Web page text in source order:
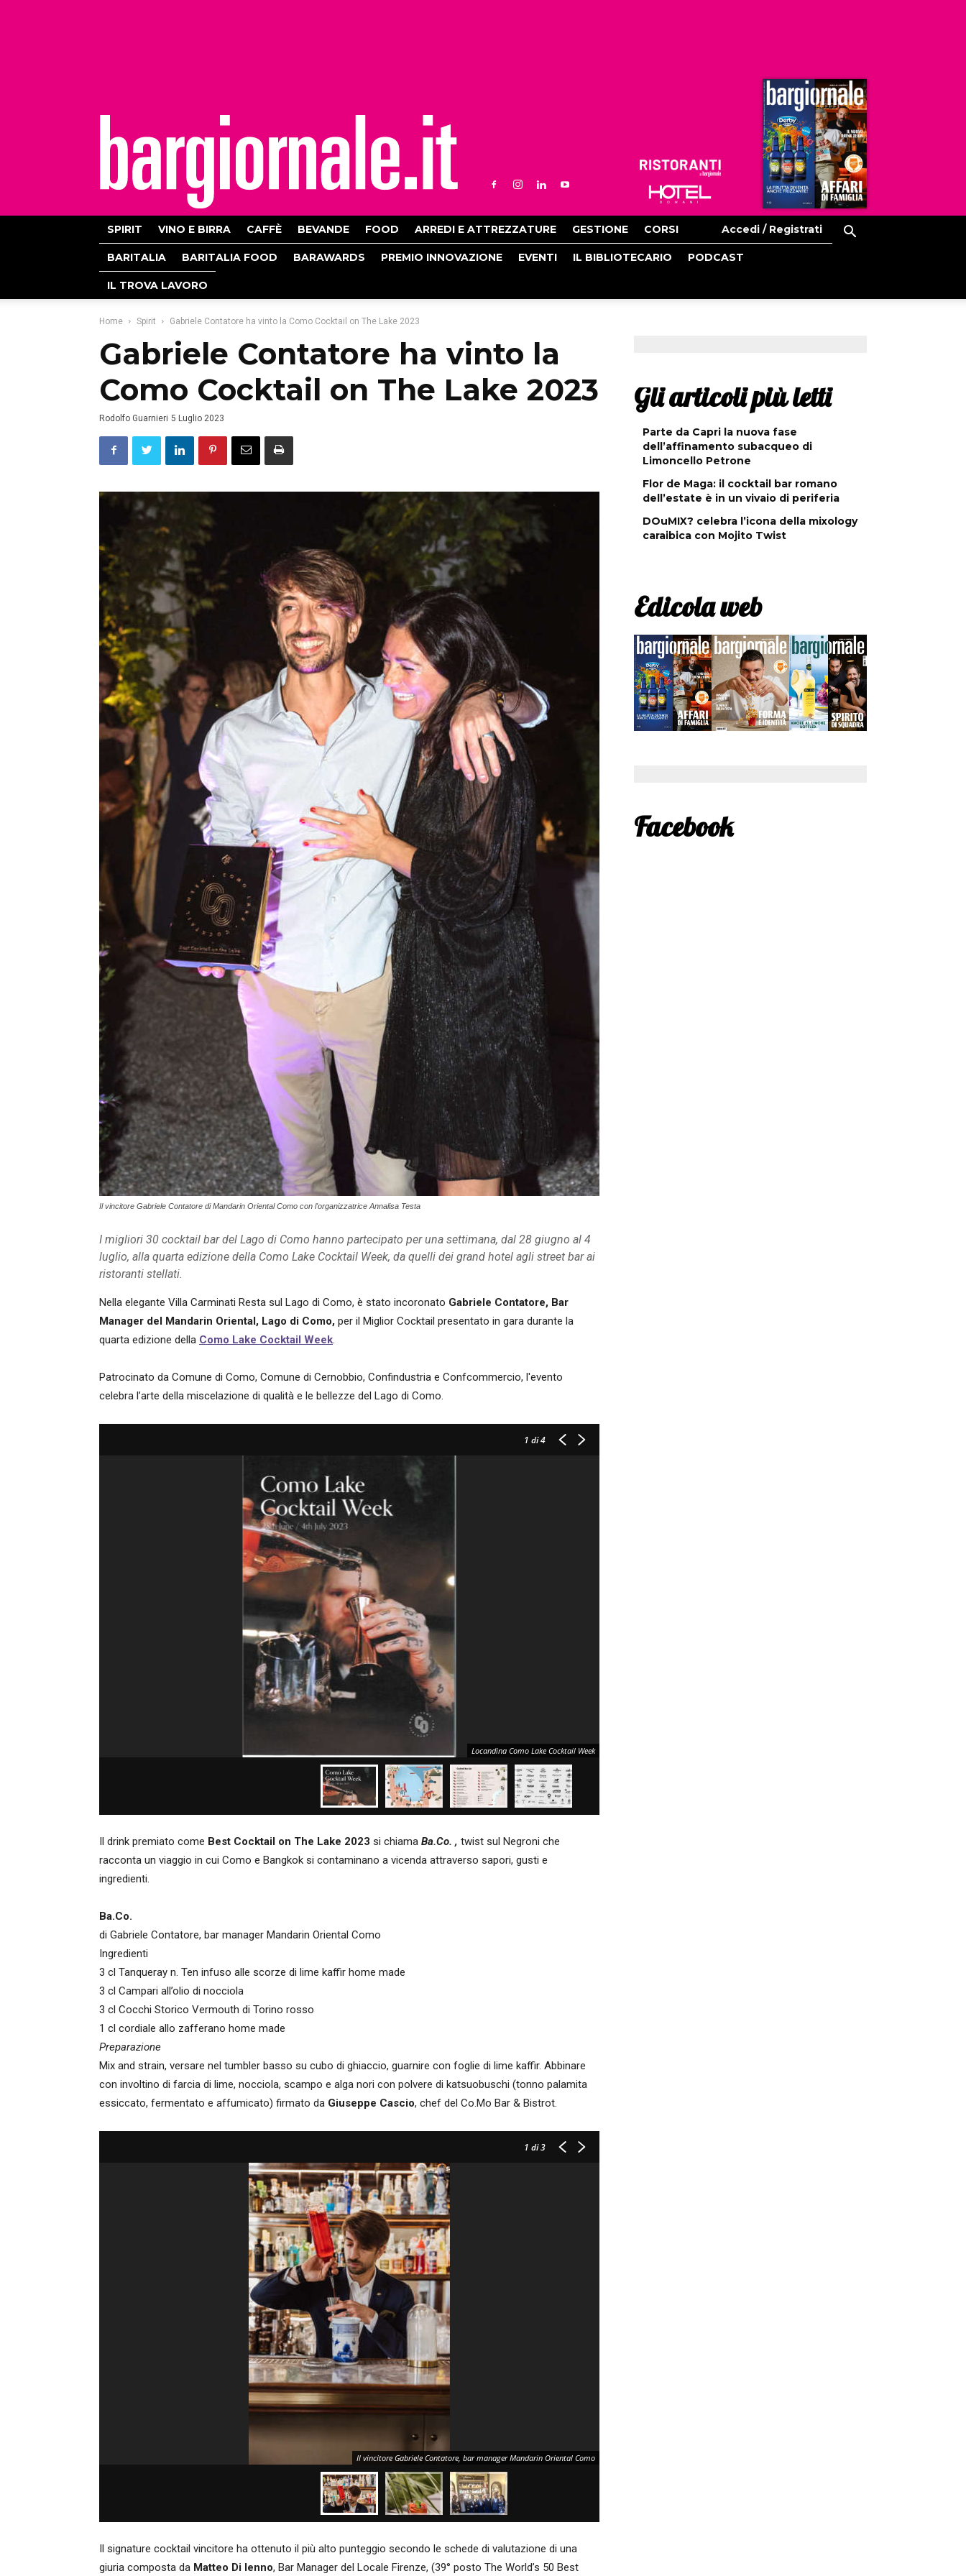
Ristoranti
Hoteldomani
SPIRIT VINO E BIRRA CAFFÈ BEVANDE FOOD ARREDI E ATTREZZATURE GESTIONE CORSI Accedi / Registrati
BARITALIA BARITALIA FOOD BARAWARDS PREMIO INNOVAZIONE EVENTI IL BIBLIOTECARIO PODCAST
IL TROVA LAVORO
Home Spirit Gabriele Contatore ha vinto la Como Cocktail on The Lake 2023
Gabriele Contatore ha vinto la
Como Cocktail on The Lake 2023
Rodolfo Guarnieri 5 Luglio 2023
Il vincitore Gabriele Contatore di Mandarin Oriental Como con l'organizzatrice Annalisa Testa
I migliori 30 cocktail bar del Lago di Como hanno partecipato per una settimana, dal 28 giugno al 4
luglio, alla quarta edizione della Como Lake Cocktail Week, da quelli dei grand hotel agli street bar ai
ristoranti stellati.
Nella elegante Villa Carminati Resta sul Lago di Como, è stato incoronato Gabriele Contatore, Bar
Manager del Mandarin Oriental, Lago di Como, per il Miglior Cocktail presentato in gara durante la
quarta edizione della Como Lake Cocktail Week.
Patrocinato da Comune di Como, Comune di Cernobbio, Confindustria e Confcommercio, l'evento
celebra l’arte della miscelazione di qualità e le bellezze del Lago di Como.
1 di 4
Locandina Como Lake Cocktail Week
Il drink premiato come Best Cocktail on The Lake 2023 si chiama Ba.Co. , twist sul Negroni che
racconta un viaggio in cui Como e Bangkok si contaminano a vicenda attraverso sapori, gusti e
ingredienti.
Ba.Co.
di Gabriele Contatore, bar manager Mandarin Oriental Como
Ingredienti
3 cl Tanqueray n. Ten infuso alle scorze di lime kaffir home made
3 cl Campari all’olio di nocciola
3 cl Cocchi Storico Vermouth di Torino rosso
1 cl cordiale allo zafferano home made
Preparazione
Mix and strain, versare nel tumbler basso su cubo di ghiaccio, guarnire con foglie di lime kaffir. Abbinare
con involtino di farcia di lime, nocciola, scampo e alga nori con polvere di katsuobuschi (tonno palamita
essiccato, fermentato e affumicato) firmato da Giuseppe Cascio, chef del Co.Mo Bar & Bistrot.
1 di 3
Il vincitore Gabriele Contatore, bar manager Mandarin Oriental Como
Il signature cocktail vincitore ha ottenuto il più alto punteggio secondo le schede di valutazione di una
giuria composta da Matteo Di Ienno, Bar Manager del Locale Firenze, (39° posto The World’s 50 Best
Gli articoli più letti
Parte da Capri la nuova fase
dell’affinamento subacqueo di
Limoncello Petrone
Flor de Maga: il cocktail bar romano
dell’estate è in un vivaio di periferia
DOuMIX? celebra l’icona della mixology
caraibica con Mojito Twist
Edicola web
Facebook